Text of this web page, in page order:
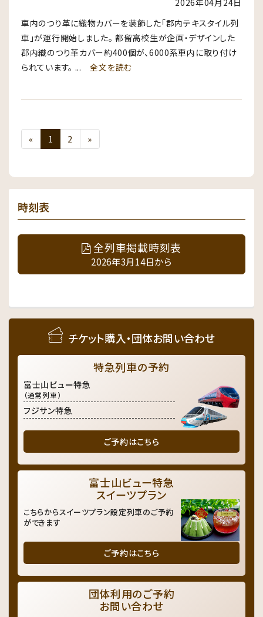
2026年04月24日
車内のつり革に織物カバーを装飾した「郡内テキスタイル列
車」が運行開始しました。 都留高校生が企画・デザインした
郡内織のつり革カバー約400個が、6000系車内に取り付け
られています。 ...全文を読む
« 1 2 »
時刻表
全列車掲載時刻表
2026年3月14日から
チケット購入・団体お問い合わせ
特急列車の予約
富士山ビュー特急
（通常列車）
フジサン特急
ご予約はこちら
富士山ビュー特急
スイーツプラン
こちらからスイーツプラン設定列車のご予約
ができます
ご予約はこちら
団体利用のご予約
お問い合わせ